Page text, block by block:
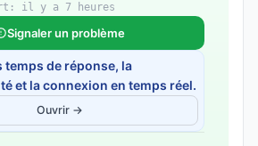
il y a 7 heures
Signaler un problème
temps de réponse, la
et la connexion en temps réel.
Ouvrir →